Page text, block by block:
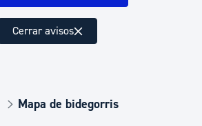
Cerrar avisos
Mapa de bidegorris